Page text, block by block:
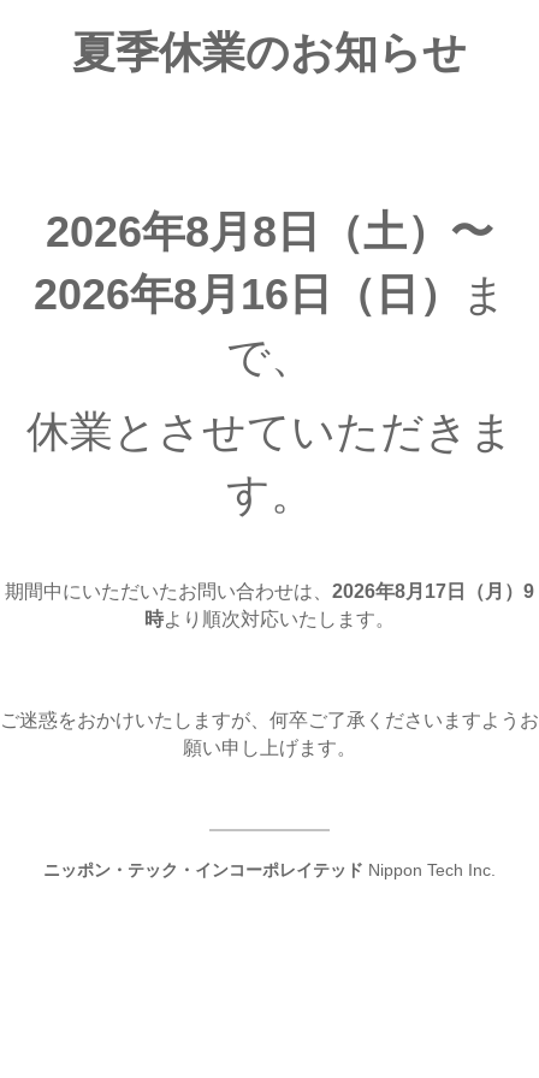
夏季休業のお知らせ
2026年8月8日（土）〜
2026年8月16日（日）
ま
で、
休業とさせていただきま
す。
期間中にいただいたお問い合わせは、 2026年8月17日（月 ）9
時より順次対応いたします。
ご迷惑をおかけいたしますが、何卒ご了承くださいますようお
願い申し上げます。
ニッポン・テック・インコーポレイテッド Nippon Tech Inc.